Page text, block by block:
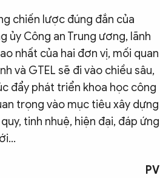
chiến lược đúng đắn của
ủy Công an Trung ương, lãnh
nhất của hai đơn vị, mối quan
và GTEL sẽ đi vào chiều sâu,
đẩy phát triển khoa học công
trọng vào mục tiêu xây dựng
tinh nhuệ, hiện đại, đáp ứng
PV